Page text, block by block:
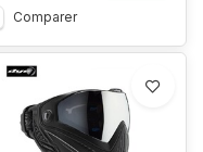
Comparer